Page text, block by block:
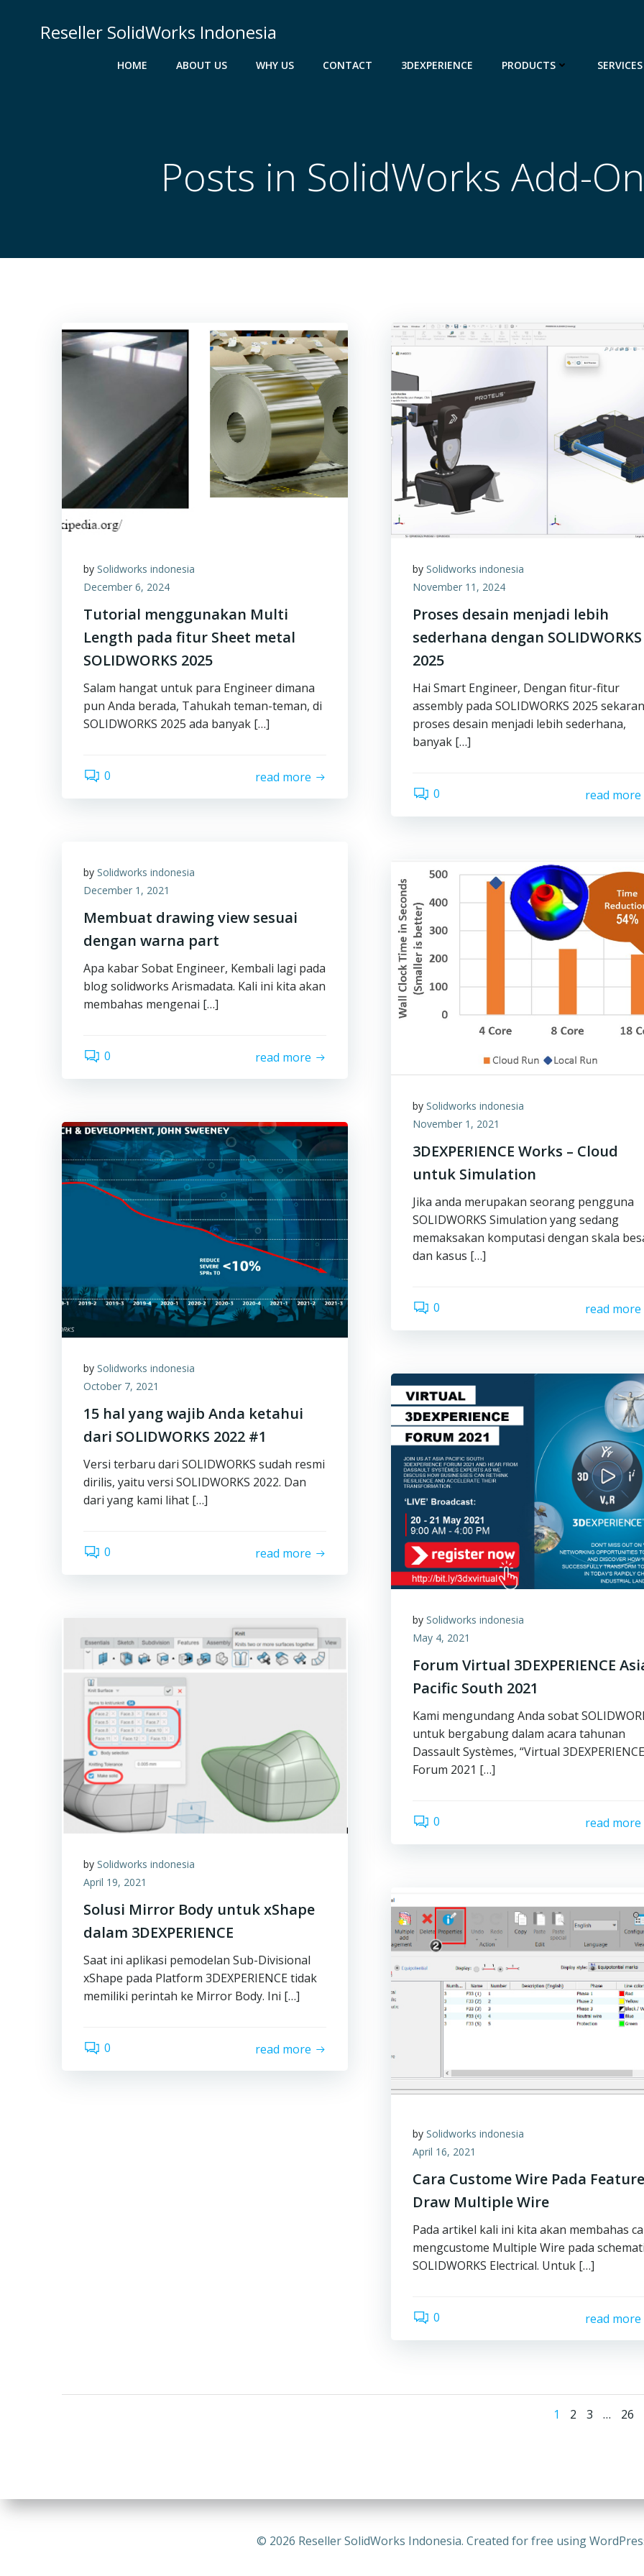
Reseller SolidWorks Indonesia
HOME ABOUT US WHY US CONTACT 3DEXPERIENCE PRODUCTS SERVICES
Posts in SolidWorks Add-
by Solidworks indonesia
December 6, 2024
Tutorial menggunakan Multi
Length pada fitur Sheet metal
SOLIDWORKS 2025
Salam hangat untuk para Engineer dimana
pun Anda berada, Tahukah teman-teman, di
SOLIDWORKS 2025 ada banyak […]
0 read more
bySolidworks indonesia
November 11, 2024
Proses desain menjadi lebih
sederhana dengan SOLIDWORKS
2025
Hai Smart Engineer, Dengan fitur-fitur
assembly pada SOLIDWORKS 2025
proses desain menjadi lebih sederhana,
banyak […]
0 read more
by Solidworks indonesia
December 1, 2021
Membuat drawing view sesuai
dengan warna part
Apa kabar Sobat Engineer, Kembali lagi pada
blog solidworks Arismadata. Kali ini kita akan
membahas mengenai […]
0 read more
bySolidworks indonesia
November 1, 2021
3DEXPERIENCE Works – Cloud
untuk Simulation
Jika anda merupakan seorang pengguna
SOLIDWORKS Simulation yang sedang
memaksakan komputasi dengan skala
dan kasus […]
0 read more
by Solidworks indonesia
October 7, 2021
15 hal yang wajib Anda ketahui
dari SOLIDWORKS 2022 #1
Versi terbaru dari SOLIDWORKS sudah resmi
dirilis, yaitu versi SOLIDWORKS 2022. Dan
dari yang kami lihat […]
0 read more
bySolidworks indonesia
May 4, 2021
Forum Virtual 3DEXPERIENCE
Pacific South 2021
Kami mengundang Anda sobat
untuk bergabung dalam acara tahunan
Dassault Systèmes, “Virtual
Forum 2021 […]
0 read more
by Solidworks indonesia
April 19, 2021
Solusi Mirror Body untuk xShape
dalam 3DEXPERIENCE
Saat ini aplikasi pemodelan Sub-Divisional
xShape pada Platform 3DEXPERIENCE tidak
memiliki perintah ke Mirror Body. Ini […]
0 read more
bySolidworks indonesia
April 16, 2021
Cara Custome Wire Pada
Draw Multiple Wire
Pada artikel kali ini kita akan membahas
mengcustome Multiple Wire pada
SOLIDWORKS Electrical. Untuk […]
0 read more
Posts
Page
1 Page
2 Page
3 … 26
© 2026 Reseller SolidWorks Indonesia. Created for free using